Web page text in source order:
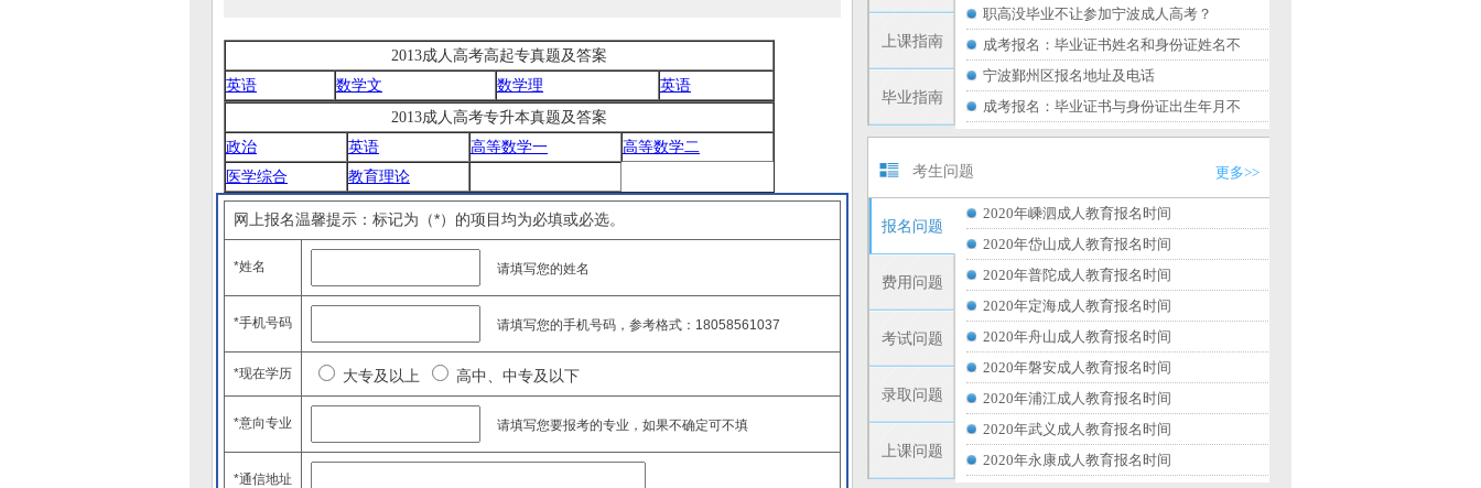
2013成人高考高起专真题及答案
英语
数学文 数学理
英语
2013成人高考专升本真题及答案
政治
英语 高等数学一
高等数学二
医学综合
教育理论
网上报名温馨提示：标记为（*）的项目均为必填或必选。
*姓名 请填写您的姓名
*手机号码 请填写您的手机号码，参考格式：18058561037
*现在学历 大专及以上 高中、中专及以下
*意向专业 请填写您要报考的专业，如果不确定可不填
*通信地址
上课指南
毕业指南
职高没毕业不让参加宁波成人高考？
成考报名：毕业证书姓名和身份证姓名不
宁波鄞州区报名地址及电话
成考报名：毕业证书与身份证出生年月不
考生问题 更多>>
报名问题
费用问题
考试问题
录取问题
上课问题
2020年嵊泗成人教育报名时间
2020年岱山成人教育报名时间
2020年普陀成人教育报名时间
2020年定海成人教育报名时间
2020年舟山成人教育报名时间
2020年磐安成人教育报名时间
2020年浦江成人教育报名时间
2020年武义成人教育报名时间
2020年永康成人教育报名时间